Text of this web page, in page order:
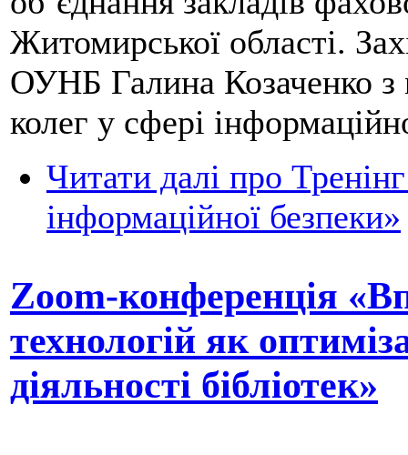
Житомирської області.
ОУНБ Галина Козаченко з
колег у сфері
Читати далі про
інформаційної безпеки»
Zoom-конференція
технологій як
діяльності бібліотек»